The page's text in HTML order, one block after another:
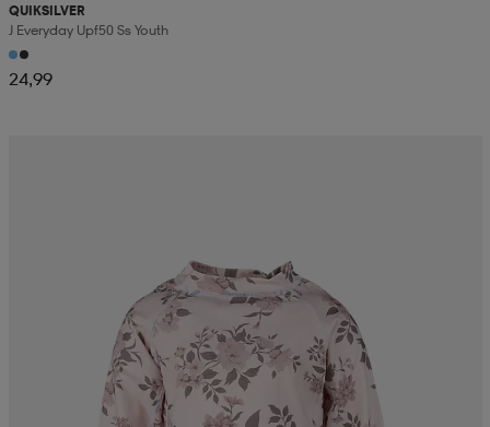
QUIKSILVER
J Everyday Upf50 Ss Youth
24,99